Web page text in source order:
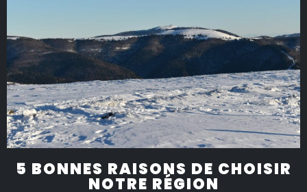
5 BONNES RAISONS DE CHOISIR
NOTRE RÉGION